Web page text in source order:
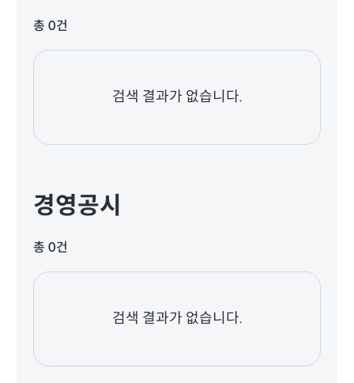
총 0건
검색 결과가 없습니다.
경영공시
총 0건
검색 결과가 없습니다.